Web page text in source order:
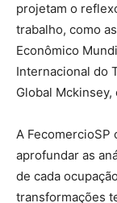
projetam o
trabalho, como
Econômico
Internacional do
Global Mckinsey,
A FecomercioSP
aprofundar as
de cada
transformações